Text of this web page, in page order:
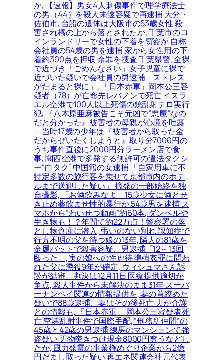
か, 【速報】男女4人刺傷事件で理学療法士
の男（44）を殺人未遂容疑で再逮捕 大分・
佐伯市, 台船の遺体は大阪市の53歳女性 殺
害され橋の上から落とされたか, 千葉市のコ
インランドリーで女性の下着を窃盗か 自称
会社員の54歳の男を逮捕 家から女性用の下
着約300点を押収 余罪を捜査 千葉県警, 全裸
で近づき「ごめんなさい」女子児童に裸で
近づいた疑いで会社員の男逮捕「ストレス
がたまると裸に」, 「日本赤軍」岡本公三容
疑者（78）が亡命先レバノンで死亡 イスラ
エル空港で100人以上死傷の銃乱射テロ実行
犯, 『八木原亜麻被告こそ元凶で”悪魔”なの
だと分かった』被害者の母親が心境を吐露
―当時17歳の少年は『被害者から取った金
だからぜいたくしようと』取り分7000円の
うち事件直後に2000円分ラーメン店で食
事, 関西空港で多発する無許可の違法タクシ
ー“白タク” 中国籍の女逮捕 「自家用車に不
特定多数の旅行客を乗せて京都市内のホテ
ルまで送迎した疑い」 摘発の一部始終を独
自撮影, 「お酒飲みなよ」15歳少女に酒とせ
き止め薬飲ませ性的暴行か 54歳男を逮捕 ス
マホから“わいせつ動画”約60本, ダンベルや
生き物も！？年間で約22万点！警察署の落
とし物倉庫に潜入, 弔いのない別れ 認知症で
行方不明の父を待つ娘の13年, 隣人の81歳を
金属バットで殺害容疑、男逮捕「12～13回
殴った」, 実の娘への性虐待 準強姦罪に問わ
れた父に懲役9年が確定, ウィシュマさん訴
訟が結審、判決は12月11日 医療提供適切か
争点, 殺人事件から未解決のまま31年 スーパ
ーナンペイ関連の情報提供を, 妻の首絞めた
疑いで88歳逮捕、妻はその後死亡 夫が介護
との情報も, 「日本赤軍」 岡本公三容疑者死
亡 空港乱射事件で国際手配, “刑務所仲間”の
45歳と42歳の男逮捕 練馬のマンションで強
盗疑い 刃物突きつけ現金8000円奪うなどし
たか, 風力発電の事業権めぐり企業から2億
円だまし取った疑い 再エネ関連会社元代表